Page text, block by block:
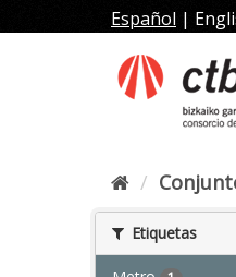
al
Español |
Etiquetas